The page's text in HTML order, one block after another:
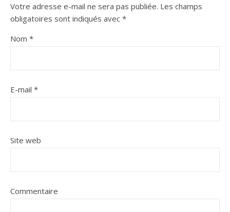
Votre adresse e-mail ne sera pas publiée. Les champs
obligatoires sont indiqués avec *
Nom *
E-mail *
Site web
Commentaire